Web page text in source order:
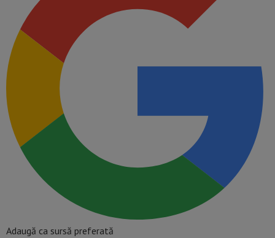
Adaugă ca sursă preferată